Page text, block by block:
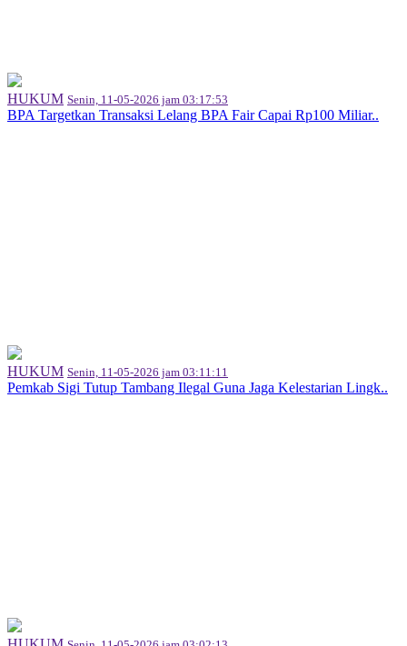
HUKUM Senin, 11-05-2026 jam 03:17:53
BPA Targetkan Transaksi Lelang BPA Fair Capai Rp100 Miliar..
HUKUM Senin, 11-05-2026 jam 03:11:11
Pemkab Sigi Tutup Tambang Ilegal Guna Jaga Kelestarian Lingk..